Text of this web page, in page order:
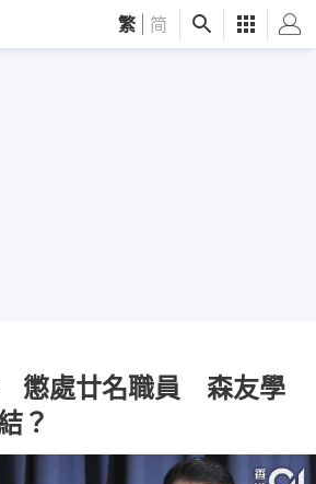
繁 简
懲處廿名職員 森友學
？